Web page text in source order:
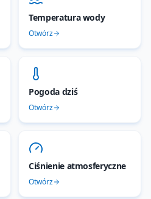
Temperatura wody
Otwórz
Pogoda dziś
Otwórz
Ciśnienie atmosferyczne
Otwórz